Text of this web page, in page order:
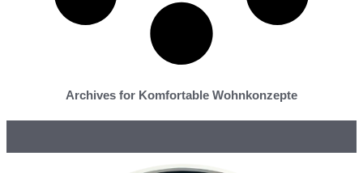
Archives for Komfortable Wohnkonzepte